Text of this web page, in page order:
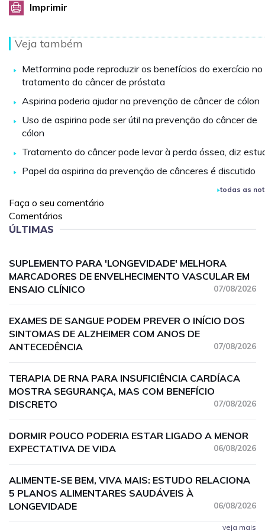
Imprimir
Veja também
Metformina pode reproduzir os benefícios do exercício no
tratamento do câncer de próstata
Aspirina poderia ajudar na prevenção de câncer de cólon
Uso de aspirina pode ser útil na prevenção do câncer de
cólon
Tratamento do câncer pode levar à perda óssea, diz
Papel da aspirina da prevenção de cânceres é discutido
todas as
Faça o seu comentário
Comentários
ÚLTIMAS
SUPLEMENTO PARA 'LONGEVIDADE' MELHORA
MARCADORES DE ENVELHECIMENTO VASCULAR EM
ENSAIO CLÍNICO
07/08/2026
EXAMES DE SANGUE PODEM PREVER O INÍCIO DOS
SINTOMAS DE ALZHEIMER COM ANOS DE
ANTECEDÊNCIA
07/08/2026
TERAPIA DE RNA PARA INSUFICIÊNCIA CARDÍACA
MOSTRA SEGURANÇA, MAS COM BENEFÍCIO
DISCRETO
07/08/2026
DORMIR POUCO PODERIA ESTAR LIGADO A MENOR
EXPECTATIVA DE VIDA
06/08/2026
ALIMENTE-SE BEM, VIVA MAIS: ESTUDO RELACIONA
5 PLANOS ALIMENTARES SAUDÁVEIS À
LONGEVIDADE
06/08/2026
veja mais